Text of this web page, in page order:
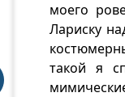
моего
Лариску
такой я